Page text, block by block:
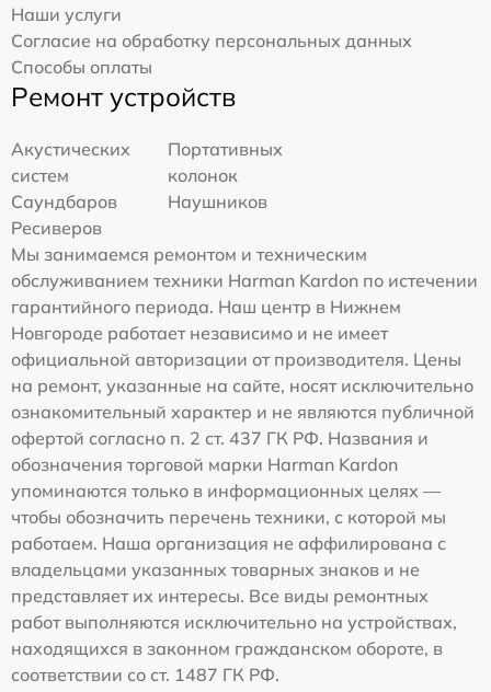
Наши услуги
Согласие на обработку персональных данных
Способы оплаты
Ремонт устройств
Акустических
систем
Портативных
колонок
Саундбаров
Наушников
Ресиверов
Мы занимаемся ремонтом и техническим
обслуживанием техники Harman Kardon по истечении
гарантийного периода. Наш центр в Нижнем
Новгороде работает независимо и не имеет
официальной авторизации от производителя. Цены
на ремонт, указанные на сайте, носят исключительно
ознакомительный характер и не являются публичной
офертой согласно п. 2 ст. 437 ГК РФ. Названия и
обозначения торговой марки Harman Kardon
упоминаются только в информационных целях —
чтобы обозначить перечень техники, с которой мы
работаем. Наша организация не аффилирована с
владельцами указанных товарных знаков и не
представляет их интересы. Все виды ремонтных
работ выполняются исключительно на устройствах,
находящихся в законном гражданском обороте, в
соответствии со ст. 1487 ГК РФ.